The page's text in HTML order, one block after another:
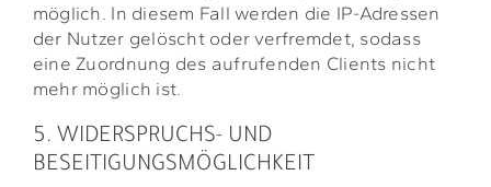
möglich. In diesem Fall werden die IP-Adressen
der Nutzer gelöscht oder verfremdet, sodass
eine Zuordnung des aufrufenden Clients nicht
mehr möglich ist.
5. WIDERSPRUCHS- UND
BESEITIGUNGSMÖGLICHKEIT